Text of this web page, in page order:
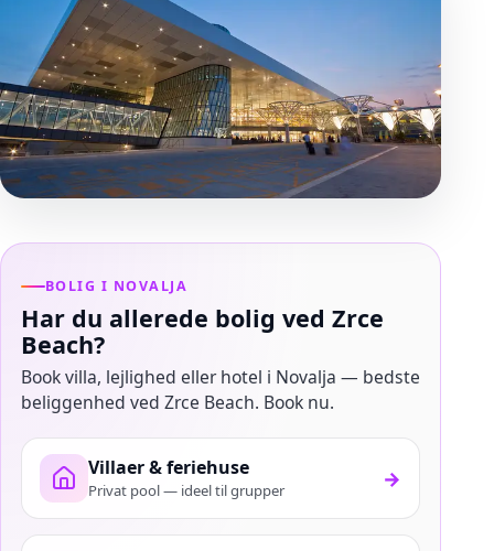
BOLIG I NOVALJA
Har du allerede bolig ved Zrce
Beach?
Book villa, lejlighed eller hotel i Novalja — bedste
beliggenhed ved Zrce Beach. Book nu.
Villaer & feriehuse
Privat pool — ideel til grupper →